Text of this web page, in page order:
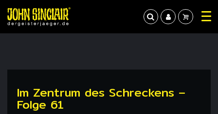
Im Zentrum des Schreckens –
Folge 61